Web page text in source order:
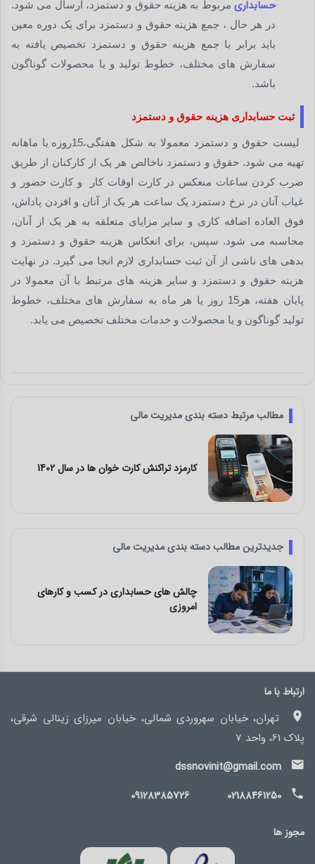
حسابداری مربوط به هزینه حقوق و دستمزد، ارسال می شود.
در هر حال ، جمع هزینه حقوق و دستمزد برای یک دوره معین
باید برابر با جمع هزینه حقوق و دستمزد تخصیص یافته به
سفارش های مختلف، خطوط تولید و یا محصولات گوناگون
باشد.
ثبت حسابداری هزینه حقوق و دستمزد
لیست حقوق و دستمزد معمولا به شکل هفتگی،15روزه یا ماهانه
تهیه می شود. حقوق و دستمزد ناخالص هر یک از کارکنان از طریق
ضرب کردن ساعات منعکس در کارت اوقات کار و کارت حضور و
غیاب آنان در نرخ دستمزد یک ساعت هر یک از آنان و افزدن پاداش،
فوق العاده اضافه کاری و سایر مزایای متعلقه به هر یک از آنان،
محاسبه می شود. سپس، برای انعکاس هزینه حقوق و دستمزد و
بدهی های ناشی از آن ثبت حسابداری لازم انجا می گیرد. در نهایت
هزینه حقوق و دستمزد و سایر هزینه های مرتبط با آن معمولا در
پایان هفته، هر15 روز یا هر ماه به سفارش های مختلف، خطوط
تولید گوناگون و یا محصولات و خدمات مختلف تخصیص می یابد.
مطالب مرتبط دسته بندی مدیریت مالی
کارمزد تراکنش کارت خوان ها در سال 1402
جدیدترین مطالب دسته بندی مدیریت مالی
چالش های حسابداری در کسب و کارهای
امروزی
ارتباط با ما
تهران، خیابان سهروردی شمالی، خیابان میرزای زینالی شرقی،
پلاک 61، واحد 7
dssnovinit@gmail.com
02188461250
09128385726
مجوز ها